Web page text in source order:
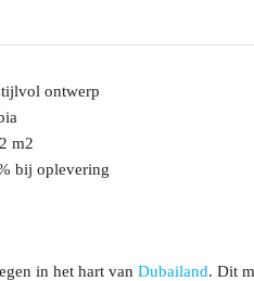
ontwerp
m2
bij oplevering
in het hart van Dubailand. Dit